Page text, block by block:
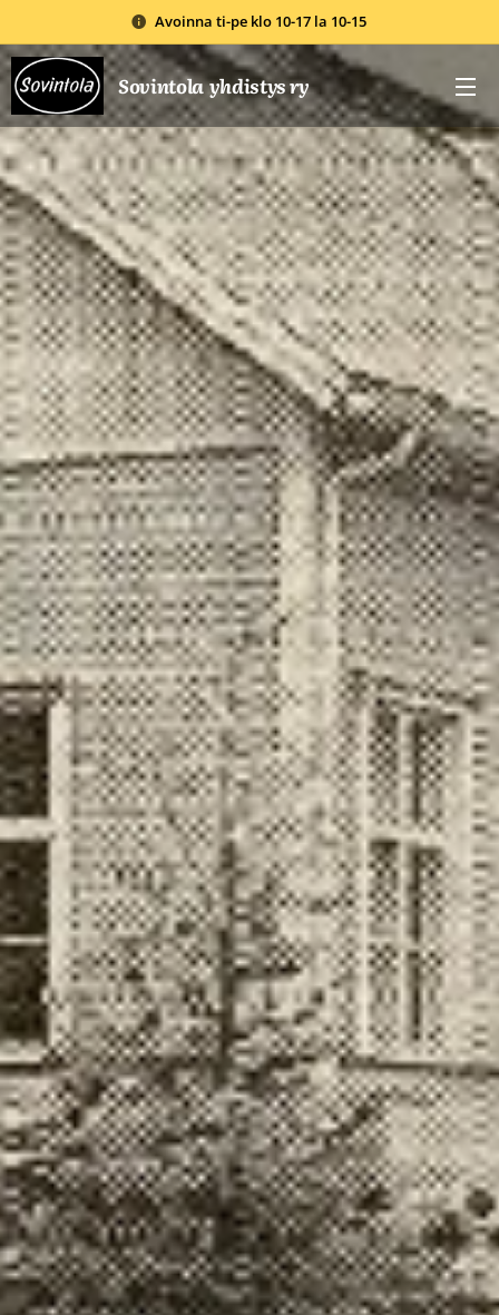
Avoinna ti-pe klo 10-17 la 10-15
Sovintola yhdistys ry